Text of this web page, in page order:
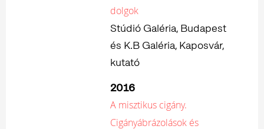
dolgok
Stúdió Galéria, Budapest
és K.B Galéria, Kaposvár,
kutató
2016
A misztikus cigány.
Cigányábrázolások és